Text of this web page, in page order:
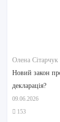
Олена Сітарчук
Новий закон
декларація?
09.06.2026
153